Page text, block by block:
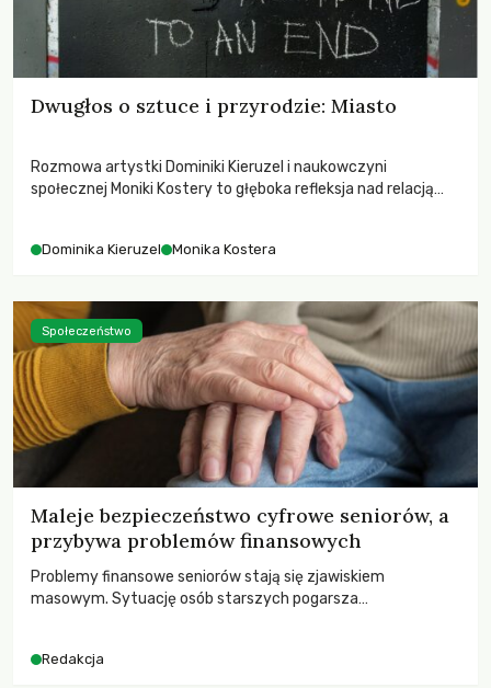
Dwugłos o sztuce i przyrodzie: Miasto
Rozmowa artystki Dominiki Kieruzel i naukowczyni
społecznej Moniki Kostery to głęboka refleksja nad relacją
Dominika Kieruzel Monika Kostera
Maleje bezpieczeństwo cyfrowe seniorów, a
przybywa problemów finansowych
Problemy finansowe seniorów stają się zjawiskiem
masowym. Sytuację osób starszych pogarsza
Redakcja
Społeczeństwo